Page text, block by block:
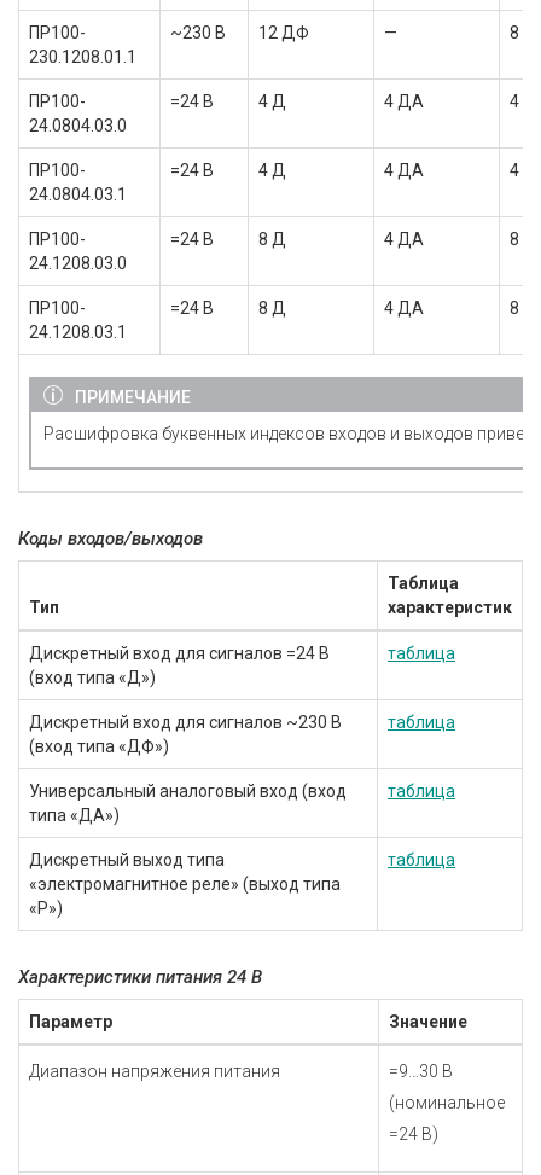
ПР100-
230.1208.01.1
~230 В 12 ДФ — 8 Р
ПР100-
24.0804.03.0
=24 В 4 Д 4 ДА 4 Р
ПР100-
24.0804.03.1
=24 В 4 Д 4 ДА 4 Р
ПР100-
24.1208.03.0
=24 В 8 Д 4 ДА 8 Р
ПР100-
24.1208.03.1
=24 В 8 Д 4 ДА 8 Р
ПРИМЕЧАНИЕ
Расшифровка буквенных индексов входов и выходов
Коды входов/выходов
Тип
Таблица
характеристик
Дискретный вход для сигналов =24 В
(вход типа «Д»)
таблица
Дискретный вход для сигналов ~230 В
(вход типа «ДФ»)
таблица
Универсальный аналоговый вход (вход
типа «ДА»)
таблица
Дискретный выход типа
«электромагнитное реле» (выход типа
«Р»)
таблица
Характеристики питания 24 В
Параметр Значение
Диапазон напряжения питания
=9…30 В
(номинальное
=24 В)